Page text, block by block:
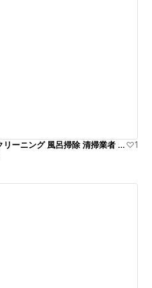
北九州市門司区 浴室クリーニング 風呂掃除 清掃業者 綺麗
1